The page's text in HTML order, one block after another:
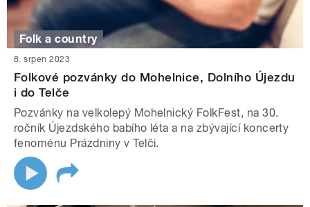
Folk a country
8. srpen 2023
Folkové pozvánky do Mohelnice, Dolního Újezdu
i do Telče
Pozvánky na velkolepý Mohelnický FolkFest, na 30.
ročník Újezdského babího léta a na zbývající koncerty
fenoménu Prázdniny v Telči.